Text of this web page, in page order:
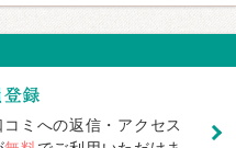
ミへの返信・アクセス